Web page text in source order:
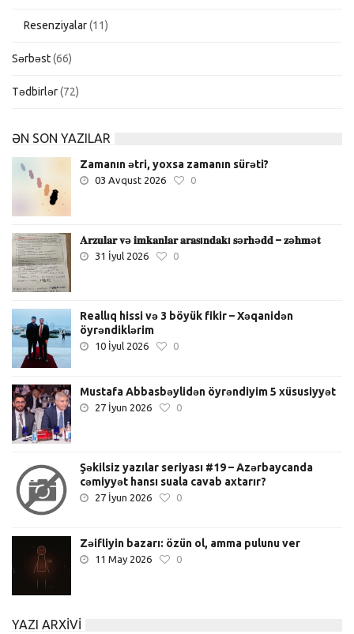
Resenziyalar(11)
Sərbəst(66)
Tədbirlər(72)
ƏN SON YAZILAR
Zamanın ətri, yoxsa zamanın sürəti?
03 Avqust 2026 0
𝐀𝐫𝐳𝐮𝐥𝐚𝐫 𝐯ə 𝐢𝐦𝐤𝐚𝐧𝐥𝐚𝐫 𝐚𝐫𝐚𝐬ı𝐧𝐝𝐚𝐤ı 𝐬ə𝐫𝐡ə𝐝𝐝 – 𝐳ə𝐡𝐦ə𝐭
31 İyul 2026 0
Reallıq hissi və 3 böyük fikir – Xəqanidən
öyrəndiklərim
10 İyul 2026 0
Mustafa Abbasbəylidən öyrəndiyim 5 xüsusiyyət
27 İyun 2026 0
Şəkilsiz yazılar seriyası #19 – Azərbaycanda
cəmiyyət hansı suala cavab axtarır?
27 İyun 2026 0
Zəifliyin bazarı: özün ol, amma pulunu ver
11 May 2026 0
YAZI ARXIVI